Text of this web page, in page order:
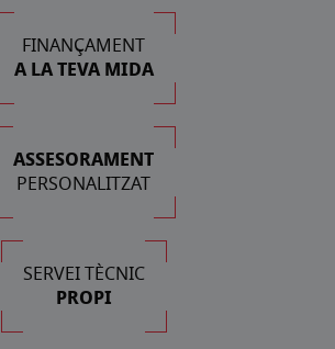
FINANÇAMENT
A LA TEVA MIDA
ASSESORAMENT
PERSONALITZAT
SERVEI TÈCNIC
PROPI